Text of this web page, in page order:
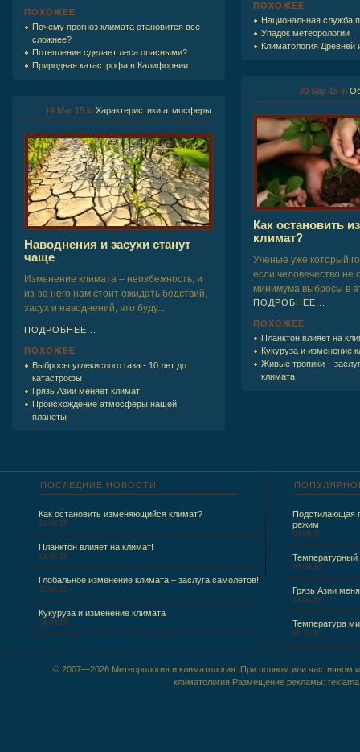
ПОХОЖЕЕ
Почему прогноз климата становится все
сложнее?
Потепление сделает леса опасными?
Природная катастрофа в Калифорнии
14 Mar 15in Характеристики атмосферы
Наводнения и засухи станут
чаще
Изменение климата – неизбежность, и
из-за него нам стоит ожидать бедствий,
засух и наводнений, что буду...
ПОДРОБНЕЕ...
ПОХОЖЕЕ
Выбросы углекислого газа - 10 лет до
катастрофы
Грязь Азии меняет климат!
Происхождение атмосферы нашей
планеты
ПОХОЖЕЕ
Национальная служба
Упадок метеорологии
Климатология Древней
30 Sep 15 in
Как остановить
климат?
Ученые уже который
если человечество не
минимума выбросы в
ПОДРОБНЕЕ...
ПОХОЖЕЕ
Планктон влияет на
Кукуруза и изменение
Живые тропики –
климата
ПОСЛЕДНИЕ НОВОСТИ
Как остановить изменяющийся климат?
30.09.15
Планктон влияет на климат!
14.09.15
Глобальное изменение климата – заслуга самолетов!
30.08.15
Кукуруза и изменение климата
14.08.15
Подстилающая
режим
03.09.10
03.09.10
Грязь Азии
14.04.14
Температура
08.12.10
© 2007—2026 Метеорология и климатология. При полном или частичном
климатология.Размещение рекламы: